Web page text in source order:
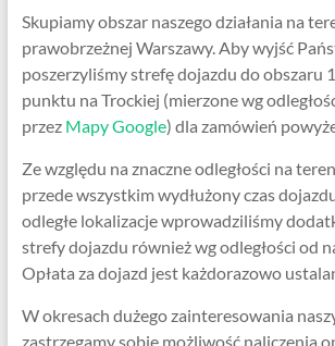
Skupiamy obszar naszego działania na
prawobrzeżnej Warszawy. Aby wyjść
poszerzyliśmy strefę dojazdu do obszaru
punktu na Trockiej (mierzone wg
przez Mapy Google) dla zamówień
Ze względu na znaczne odległości na
przede wszystkim wydłużony czas
odległe lokalizacje wprowadziliśmy
strefy dojazdu również wg odległości od
Opłata za dojazd jest każdorazowo
W okresach dużego zainteresowania
zastrzegamy sobie możliwość naliczenia